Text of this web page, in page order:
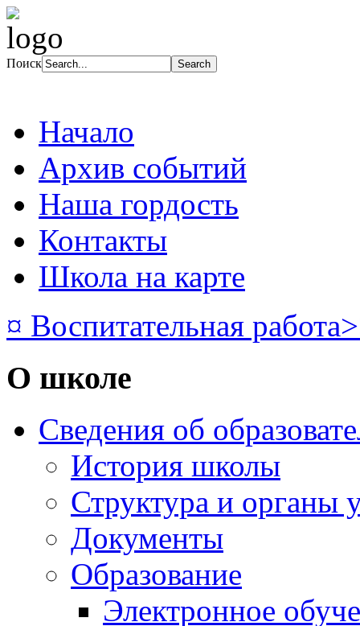
Поиск
Начало
Архив событий
Наша гордость
Контакты
Школа на карте
¤ Воспитательная
О школе
Сведения об
История школы
Структура и органы
Документы
Образование
Электронное